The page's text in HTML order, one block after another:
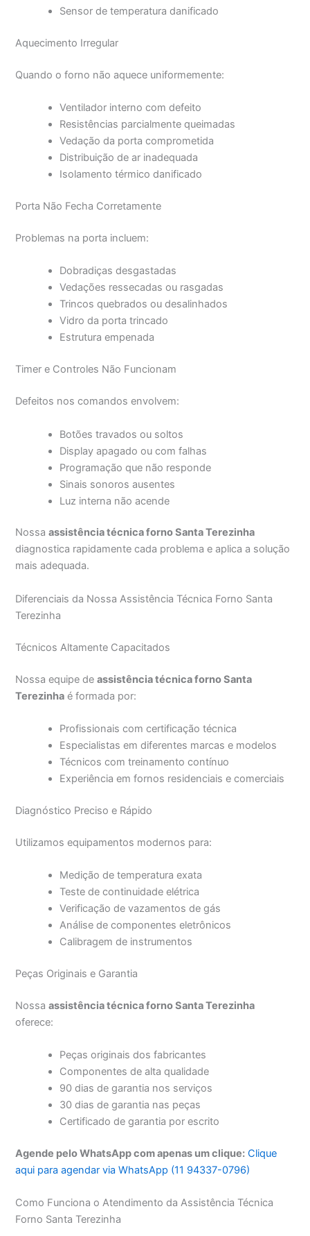
Sensor de temperatura danificado
Aquecimento Irregular
Quando o forno não aquece uniformemente:
Ventilador interno com defeito
Resistências parcialmente queimadas
Vedação da porta comprometida
Distribuição de ar inadequada
Isolamento térmico danificado
Porta Não Fecha Corretamente
Problemas na porta incluem:
Dobradiças desgastadas
Vedações ressecadas ou rasgadas
Trincos quebrados ou desalinhados
Vidro da porta trincado
Estrutura empenada
Timer e Controles Não Funcionam
Defeitos nos comandos envolvem:
Botões travados ou soltos
Display apagado ou com falhas
Programação que não responde
Sinais sonoros ausentes
Luz interna não acende
Nossaassistência técnica forno Santa Terezinha
diagnostica rapidamente cada problema e aplica a solução
mais adequada.
Diferenciais da Nossa Assistência Técnica Forno Santa
Terezinha
Técnicos Altamente Capacitados
Nossa equipe deassistência técnica forno Santa
Terezinha é formada por:
Profissionais com certificação técnica
Especialistas em diferentes marcas e modelos
Técnicos com treinamento contínuo
Experiência em fornos residenciais e comerciais
Diagnóstico Preciso e Rápido
Utilizamos equipamentos modernos para:
Medição de temperatura exata
Teste de continuidade elétrica
Verificação de vazamentos de gás
Análise de componentes eletrônicos
Calibragem de instrumentos
Peças Originais e Garantia
Nossaassistência técnica forno Santa Terezinha
oferece:
Peças originais dos fabricantes
Componentes de alta qualidade
90 dias de garantia nos serviços
30 dias de garantia nas peças
Certificado de garantia por escrito
Agende pelo WhatsApp com apenas um clique: Clique
aqui para agendar via WhatsApp (11 94337-0796)
Como Funciona o Atendimento da Assistência Técnica
Forno Santa Terezinha